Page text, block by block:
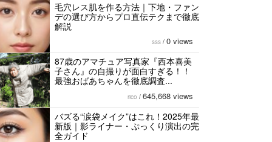
毛穴レス肌を作る方法｜下地・ファン
デの選び方からプロ直伝テクまで徹底
解説
sss / 0 views
87歳のアマチュア写真家『西本喜美
子さん』の自撮りが面白すぎる！！
最強おばあちゃんを徹底調査...
rico / 645,668 views
バズる“涙袋メイク”はこれ！2025年最
新版｜影ライナー・ぷっくり演出の完
全ガイド